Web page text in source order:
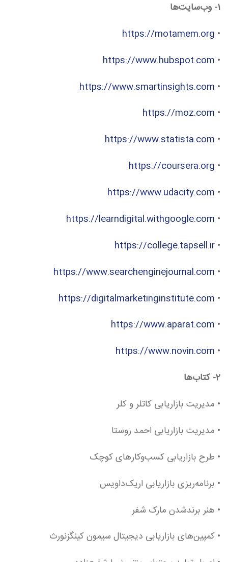
1- وب‌سایت‌ها
•
https://motamem.org
•
https://www.hubspot.com
•
https://www.smartinsights.com
•
https://moz.com
•
https://www.statista.com
•
https://coursera.org
•
https://www.udacity.com
•
https://learndigital.withgoogle.com
•
https://college.tapsell.ir
•
https://www.searchenginejournal.com
•
https://digitalmarketinginstitute.com
•
https://www.aparat.com
•
https://www.novin.com
2- کتاب‌ها
• مدیریت بازاریابی کاتلر و کلر
• مدیریت بازاریابی احمد روستا
• طرح بازاریابی کسب‌وکارهای کوچک
• برنامه‌ریزی بازاریابی اریک‌داویس
• هنر برندشدن مارک شفر
• کمپین‌های بازاریابی دیجیتال سیمون کینگزنورث